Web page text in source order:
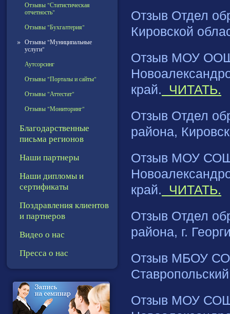
Отзыв Отдел
Кировской
Отзыв МОУ
край. ЧИТАТЬ.
Отзыв Отдел
района,
Отзыв МОУ СОШ
край. ЧИТАТЬ.
Отзыв Отдел
района, г.
Отзыв МБОУ
Отзыв МОУ
Отзывы "Статистическая
отчетность"
Отзывы "Бухгалтерия"
» Отзывы "Муниципальные
услуги"
Аутсорсинг
Отзывы "Порталы и сайты"
Отзывы "Аттестат"
Отзывы "Мониторинг"
Благодарственные
письма регионов
Наши партнеры
Наши дипломы и
сертификаты
Поздравления клиентов
и партнеров
Видео о нас
Пресса о нас